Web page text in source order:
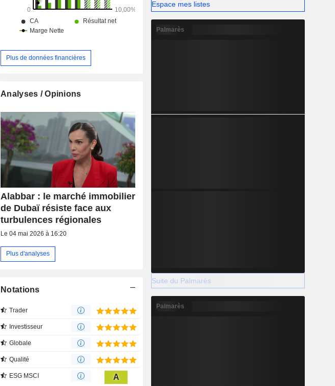
Plus de données financières
Analyses / Opinions
Alabbar : le marché immobilier
de Dubaï résiste face aux
turbulences régionales
Le 04 mai 2026 à 16:20
Plus d'analyses
Notations
Trader
Investisseur
Globale
Qualité
ESG MSCI A
Espace mes listes
Palmarès
Suite du Palmarès
Palmarès